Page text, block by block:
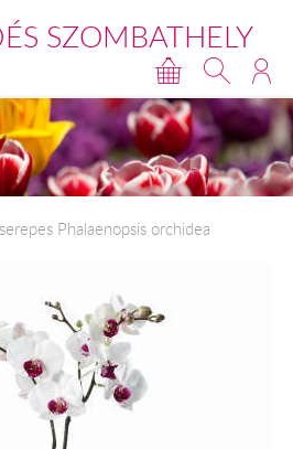
SZOMBATHELY
Phalaenopsis orchidea